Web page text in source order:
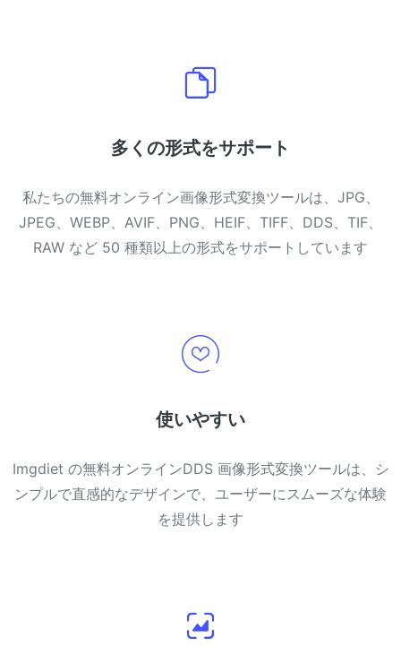
多くの形式をサポート
私たちの無料オンライン画像形式変換ツールは、JPG、
JPEG、WEBP、AVIF、PNG、HEIF、TIFF、DDS、TIF、
RAW など 50 種類以上の形式をサポートしています
使いやすい
Imgdiet の無料オンラインDDS 画像形式変換ツールは、シ
ンプルで直感的なデザインで、ユーザーにスムーズな体験
を提供します